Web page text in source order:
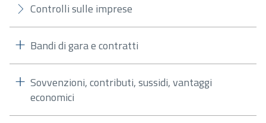
Controlli sulle imprese
Bandi di gara e contratti
Sovvenzioni, contributi, sussidi, vantaggi
economici